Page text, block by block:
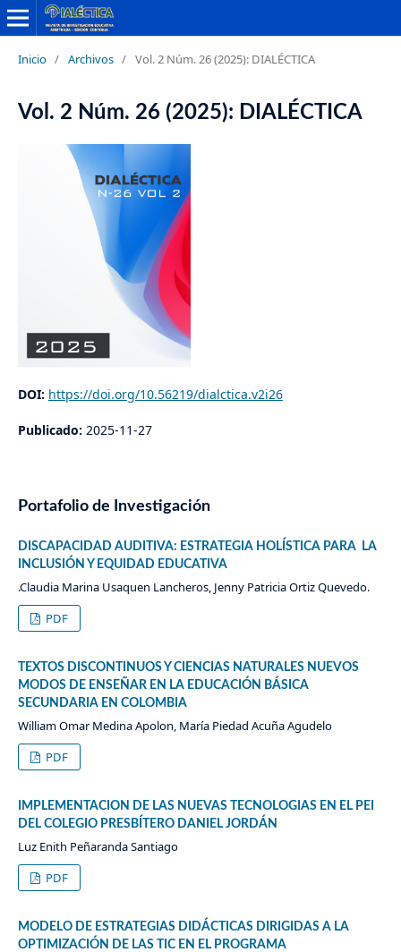
Inicio / Archivos / Vol. 2 Núm. 26 (2025): DIALÉCTICA
Vol. 2 Núm. 26 (2025): DIALÉCTICA
DOI: https://doi.org/10.56219/dialctica.v2i26
Publicado: 2025-11-27
Portafolio de Investigación
DISCAPACIDAD AUDITIVA: ESTRATEGIA HOLÍSTICA PARA LA
INCLUSIÓN Y EQUIDAD EDUCATIVA
.Claudia Marina Usaquen Lancheros, Jenny Patricia Ortiz Quevedo.
PDF
TEXTOS DISCONTINUOS Y CIENCIAS NATURALES NUEVOS
MODOS DE ENSEÑAR EN LA EDUCACIÓN BÁSICA
SECUNDARIA EN COLOMBIA
William Omar Medina Apolon, María Piedad Acuña Agudelo
PDF
IMPLEMENTACION DE LAS NUEVAS TECNOLOGIAS EN EL PEI
DEL COLEGIO PRESBÍTERO DANIEL JORDÁN
Luz Enith Peñaranda Santiago
PDF
MODELO DE ESTRATEGIAS DIDÁCTICAS DIRIGIDAS A LA
OPTIMIZACIÓN DE LAS TIC EN EL PROGRAMA